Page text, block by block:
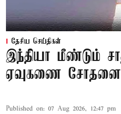
தேசிய செய்திகள்
இந்தியா மீண்டும்
ஏவுகணை சோதனை
Published on: 07 Aug 2026, 12:47 pm